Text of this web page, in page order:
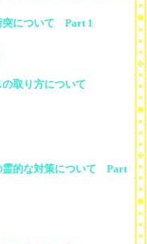
突について Part 1
取り方について
霊的な対策について Part